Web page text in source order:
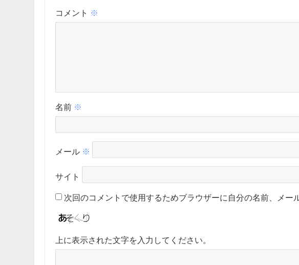
コメント ※
名前 ※
メール ※
サイト
次回のコメントで使用するためブラウザーに自分の名前、メー
上に表示された文字を入力してください。